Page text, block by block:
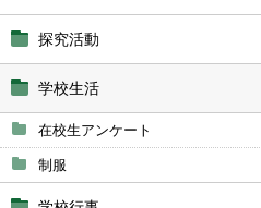
探究活動
学校生活
在校生アンケート
制服